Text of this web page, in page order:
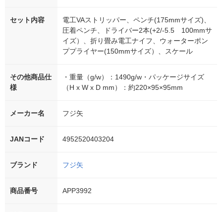
セット内容
電工VAストリッパー、ペンチ(175mmサイズ)、
圧着ペンチ、ドライバー2本(+2/-5.5 100mmサ
イズ）、折り畳み電工ナイフ、ウォーターポン
ププライヤー(150mmサイズ）、スケール
その他商品仕
様
・重量（g/w）：1490g/w・パッケージサイズ
（H x W x D mm）：約220×95×95mm
メーカー名 フジ矢
JANコード 4952520403204
ブランド フジ矢
商品番号 APP3992